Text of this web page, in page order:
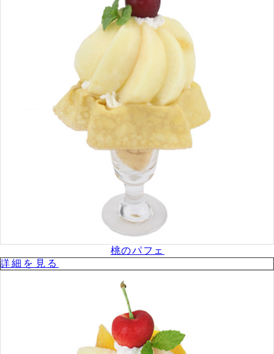
桃のパフェ
詳細を⾒る